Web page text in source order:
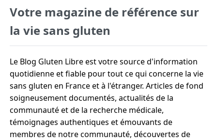
Votre magazine de référence sur
la vie sans gluten
Le Blog Gluten Libre est votre source d'information
quotidienne et fiable pour tout ce qui concerne la vie
sans gluten en France et à l'étranger. Articles de fond
soigneusement documentés, actualités de la
communauté et de la recherche médicale,
témoignages authentiques et émouvants de
membres de notre communauté, découvertes de